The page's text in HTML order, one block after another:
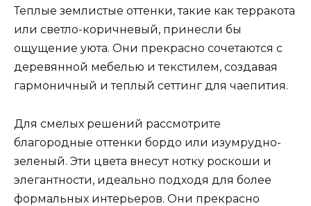
Теплые землистые оттенки, такие как терракота
или светло-коричневый, принесли бы
ощущение уюта. Они прекрасно сочетаются с
деревянной мебелью и текстилем, создавая
гармоничный и теплый сеттинг для чаепития.
Для смелых решений рассмотрите
благородные оттенки бордо или изумрудно-
зеленый. Эти цвета внесут нотку роскоши и
элегантности, идеально подходя для более
формальных интерьеров. Они прекрасно